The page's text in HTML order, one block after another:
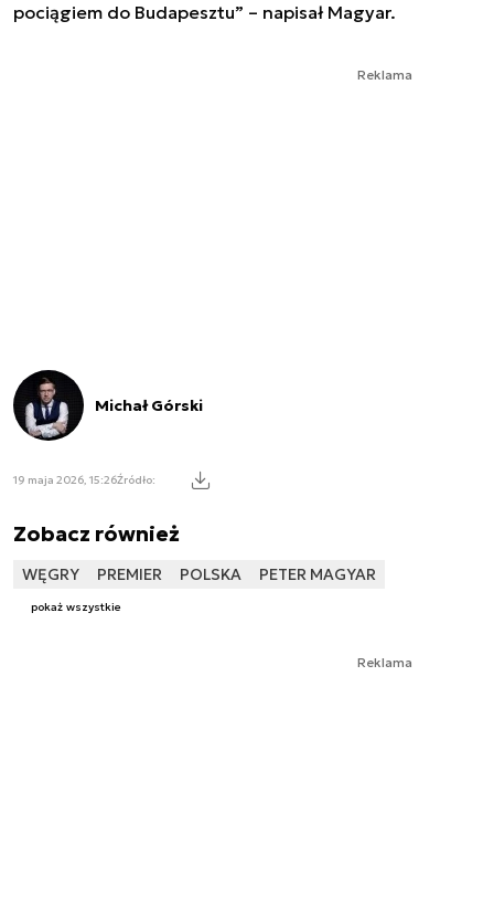
pociągiem do Budapesztu” – napisał Magyar.
Reklama
Michał Górski
19 maja 2026, 15:26Źródło:
Zobacz również
WĘGRY PREMIER POLSKA PETER MAGYAR
pokaż wszystkie
Reklama